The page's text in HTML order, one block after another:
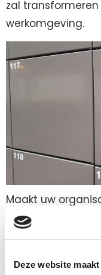
Deze website
zal
werkomgeving.
Maakt uw
traditionele
nu hét moment
investering die